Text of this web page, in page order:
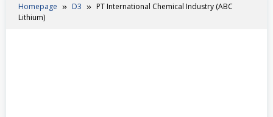
Homepage D3
PT International Chemical Industry (ABC
Lithium)